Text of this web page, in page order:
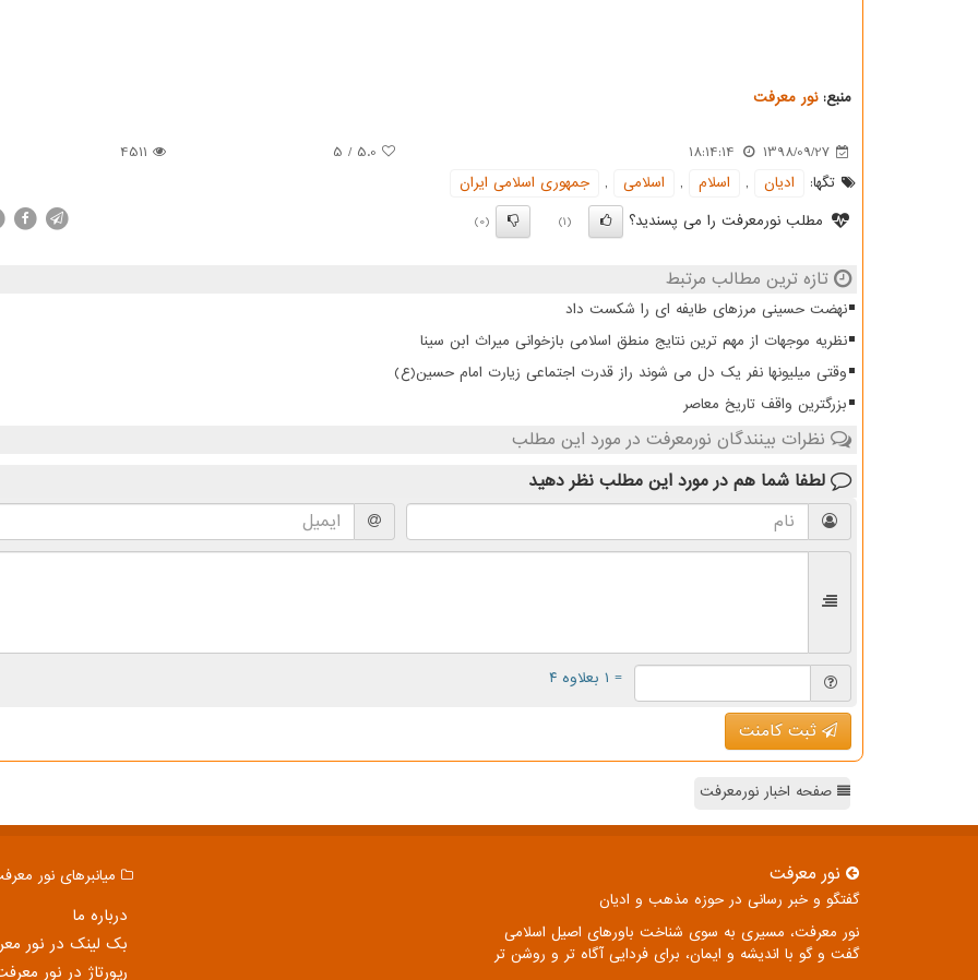
منبع:نور معرفت
1398/09/27
18:14:14
5.0
/
5
4511
تگها:
ادیان , اسلام , اسلامی ,
جمهوری اسلامی ایران
مطلب نورمعرفت را می پسندید؟
(1)
(0)
تازه ترین مطالب مرتبط
نهضت حسینی مرزهای طایفه ای را شکست داد
نظریه موجهات از مهم ترین نتایج منطق اسلامی بازخوانی میراث ابن سینا
وقتی میلیونها نفر یک دل می شوند راز قدرت اجتماعی زیارت امام حسین(ع)
بزرگترین واقف تاریخ معاصر
نظرات بینندگان نورمعرفت در مورد این مطلب
لطفا شما هم در مورد این مطلب نظر دهید
= ۱ بعلاوه ۴
ثبت کامنت
صفحه اخبار نورمعرفت
نور معرفت
گفتگو و خبر رسانی در حوزه مذهب و ادیان
نور معرفت، مسیری به سوی شناخت باورهای اصیل اسلامی
گفت و گو با اندیشه و ایمان، برای فردایی آگاه تر و روشن تر
میانبرهای نور
درباره ما
بک لینک در نور
رپورتاژ در نور